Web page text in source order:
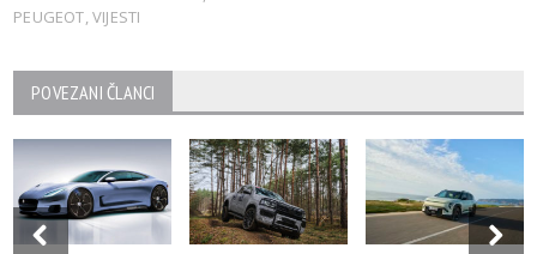
PEUGEOT,VIJESTI
POVEZANI ČLANCI